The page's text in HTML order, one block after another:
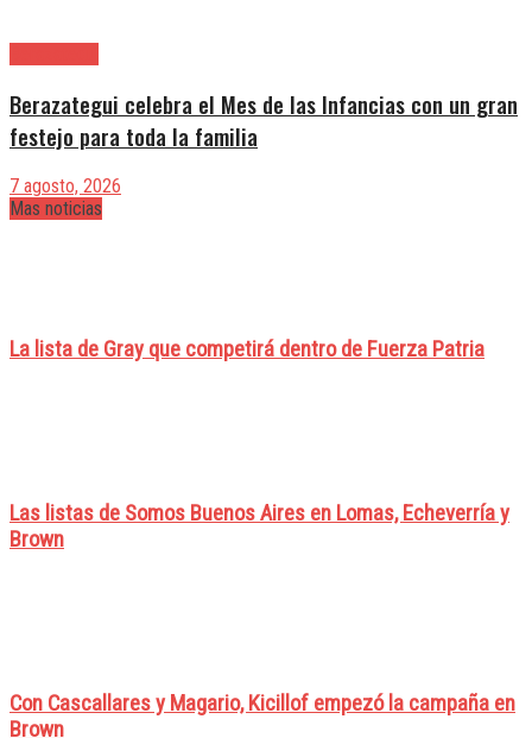
Berazategui celebra el Mes de las Infancias con un gran
festejo para toda la familia
7 agosto, 2026
Mas noticias
La lista de Gray que competirá dentro de Fuerza Patria
Las listas de Somos Buenos Aires en Lomas, Echeverría y
Brown
Con Cascallares y Magario, Kicillof empezó la campaña en
Brown